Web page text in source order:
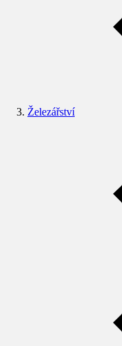
Železářství